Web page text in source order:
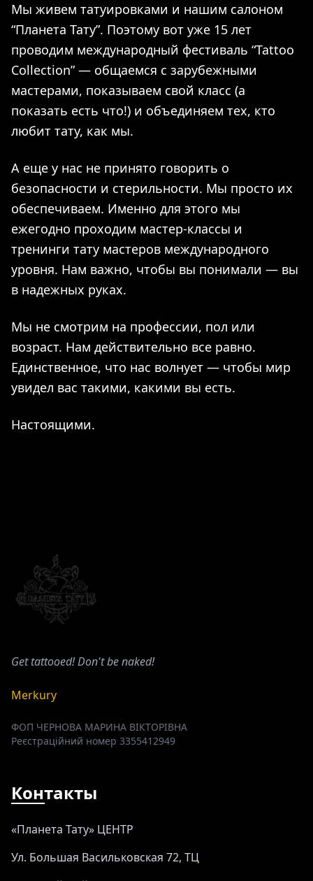
Мы живем татуировками и нашим салоном
“Планета Тату”. Поэтому вот уже 15 лет
проводим международный фестиваль “Tattoo
Collection” — общаемся с зарубежными
мастерами, показываем свой класс (а
показать есть что!) и объединяем тех, кто
любит тату, как мы.
А еще у нас не принято говорить о
безопасности и стерильности. Мы просто их
обеспечиваем. Именно для этого мы
ежегодно проходим мастер-классы и
тренинги тату мастеров международного
уровня. Нам важно, чтобы вы понимали — вы
в надежных руках.
Мы не смотрим на профессии, пол или
возраст. Нам действительно все равно.
Единственное, что нас волнует — чтобы мир
увидел вас такими, какими вы есть.
Настоящими.
Get tattooed! Don't be naked!
Merkury
ФОП ЧЕРНОВА МАРИНА ВІКТОРІВНА
Реєстраційний номер 3355412949
Контакты
«Планета Тату» ЦЕНТР
Ул. Большая Васильковская 72, ТЦ